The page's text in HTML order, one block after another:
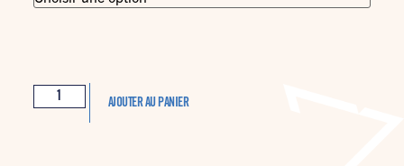
AJOUTER AU PANIER